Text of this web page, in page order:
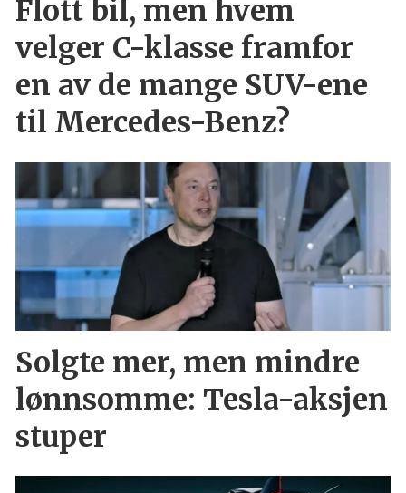
Flott bil, men hvem
velger C-klasse framfor
en av de mange SUV-ene
til Mercedes-Benz?
Solgte mer, men mindre
lønnsomme: Tesla-aksjen
stuper